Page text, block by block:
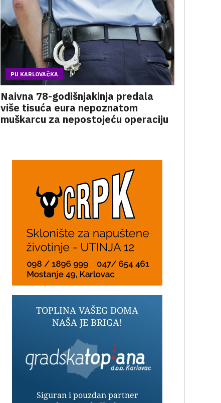
PU KARLOVAČKA
Naivna 78-godišnjakinja predala
više tisuća eura nepoznatom
muškarcu za nepostojeću operaciju